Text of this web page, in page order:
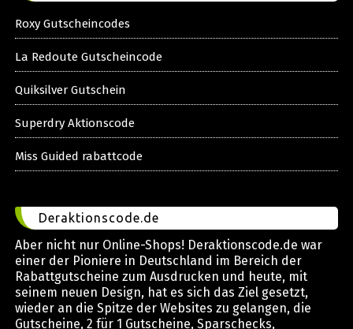
Roxy Gutscheincodes
La Redoute Gutscheincode
Quiksilver Gutschein
Superdry Aktionscode
Miss Guided rabattcode
Deraktionscode.de
Aber nicht nur Online-Shops! Deraktionscode.de war
einer der Pioniere in Deutschland im Bereich der
Rabattgutscheine zum Ausdrucken und heute, mit
seinem neuen Design, hat es sich das Ziel gesetzt,
wieder an die Spitze der Websites zu gelangen, die
Gutscheine, 2 für 1 Gutscheine, Sparschecks,